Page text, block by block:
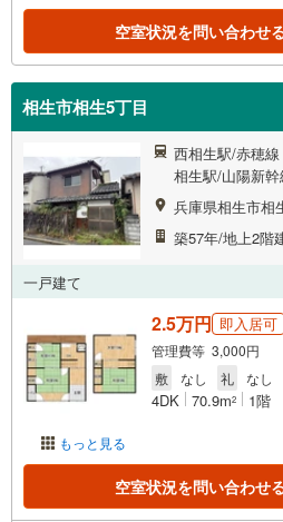
空室状況を問い合わせ
相生市相生5丁目
西相生駅/赤穂
相生駅/山陽新
兵庫県相生市相
築57年/地上2階
一戸建て
もっと見る
2.5万円 即入居可
管理費等 3,000円
敷
なし 礼 なし
4DK 70.9m2 1階
空室状況を問い合わせ